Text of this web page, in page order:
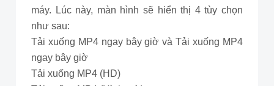
máy. Lúc này, màn hình sẽ hiển thị 4 tùy chọn
như sau:
Tải xuống MP4 ngay bây giờ và Tải xuống MP4
ngay bây giờ
Tải xuống MP4 (HD)